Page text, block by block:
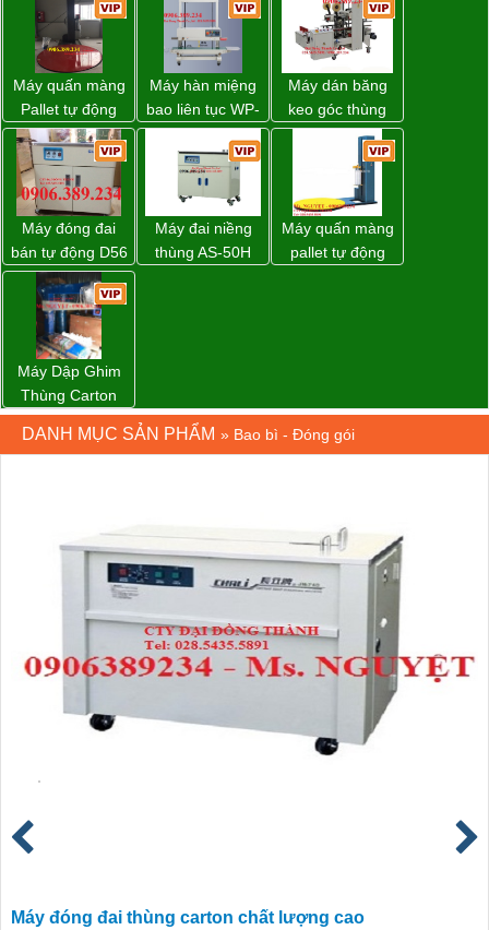
Loan giá rẻ
động WP-5050F
giá rẻ
Máy quấn màng
Pallet tự động
WP-55 xuất xứ
Đài Loan
Máy hàn miệng
bao liên tục WP-
1200V chính
hãng giá tốt
Máy dán băng
keo góc thùng
carton giá tốt
Đồng Nai
Máy đóng đai
bán tự động D56
Strapack
Máy đai niềng
thùng AS-50H
Máy quấn màng
pallet tự động
Máy Dập Ghim
Thùng Carton
Wp-1200 Chính
Hãng Đài Loan
DANH MỤC SẢN PHẨM » Bao bì - Đóng gói
Máy đóng đai thùng carton chất lượng cao